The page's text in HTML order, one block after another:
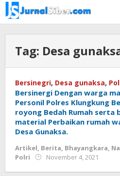
Skip
to
content
Tag: Desa
Bersinegri, Desa gunaksa,
Bersinergi Dengan warga
Personil Polres Klungkung
royong Bedah Rumah serta
material Perbaikan rumah
Desa Gunaksa.
Artikel, Berita, Bhayangkara,
Polri
November 4, 2021